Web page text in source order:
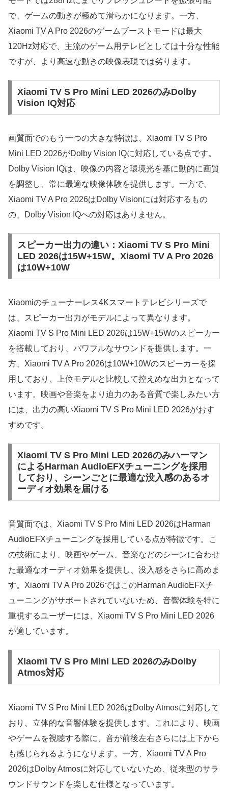
で、ゲームの動きが極めて滑らかになります。一方、
Xiaomi TV A Pro 2026のゲームブーストモードは最大
120Hz対応で、主流のゲーム用テレビとしては十分な性能
ですが、より高速な動きの映像表現では劣ります。
Xiaomi TV S Pro Mini LED 2026のみDolby
Vision IQ対応
画質面でのもう一つの大きな特徴は、Xiaomi TV S Pro
Mini LED 2026がDolby Vision IQに対応している点です。
Dolby Vision IQは、映像の内容と環境光を基に動的に画質
を調整し、常に最適な映像体験を提供します。一方で、
Xiaomi TV A Pro 2026はDolby Visionには対応するもの
の、Dolby Vision IQへの対応はありません。
スピーカー出力の違い：Xiaomi TV S Pro Mini
LED 2026は15W+15W。Xiaomi TV A Pro 2026
は10W+10W
Xiaomiのチューナーレス4Kスマートテレビシリーズで
は、スピーカー出力がモデルによって異なります。
Xiaomi TV S Pro Mini LED 2026は15W+15Wのスピーカー
を搭載しており、パワフルなサウンドを提供します。一
方、Xiaomi TV A Pro 2026は10W+10Wのスピーカーを採
用しており、上位モデルと比較して控えめな出力となって
います。映画や音楽をより迫力のある音質で楽しみたい方
には、出力の高いXiaomi TV S Pro Mini LED 2026がおす
すめです。
Xiaomi TV S Pro Mini LED 2026のみハーマン
によるHarman AudioEFXチューニングを採用
しており、シーンごとに最適な没入感のあるオ
ーディオ効果を届ける
音質面では、Xiaomi TV S Pro Mini LED 2026はHarman
AudioEFXチューニングを採用している点が特徴です。こ
の技術により、映画やゲーム、音楽などのシーンに合わせ
た最適なオーディオ効果を提供し、没入感をさらに高めま
す。Xiaomi TV A Pro 2026ではこのHarman AudioEFXチ
ューニングがサポートされていないため、音響体験を特に
重視するユーザーには、Xiaomi TV S Pro Mini LED 2026
が適しています。
Xiaomi TV S Pro Mini LED 2026のみDolby
Atmos対応
Xiaomi TV S Pro Mini LED 2026はDolby Atmosに対応して
おり、立体的な音響体験を提供します。これにより、映画
やゲームを視聴する際に、音が前後左右さらには上下から
も感じられるようになります。一方、Xiaomi TV A Pro
2026はDolby Atmosに対応していないため、従来型のサラ
ウンドサウンドを楽しむ仕様となっています。